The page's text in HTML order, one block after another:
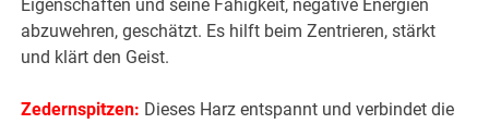
Eigenschaften und seine Fähigkeit, negative Energien
abzuwehren, geschätzt. Es hilft beim Zentrieren, stärkt
und klärt den Geist.
Zedernspitzen: Dieses Harz entspannt und verbindet die